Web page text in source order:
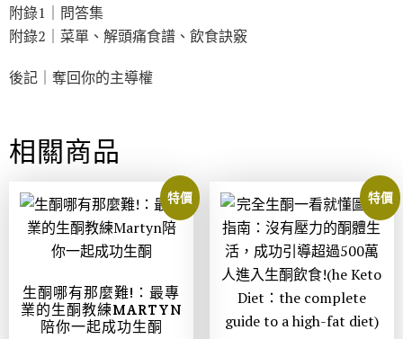
附錄1｜問答集
附錄2｜菜單、解頭痛食譜、飲食訣竅
後記｜奪回你的主導權
相關商品
特價
生酮哪有那麼難!：最專
業的生酮教練MARTYN
陪你一起成功生酮
特價